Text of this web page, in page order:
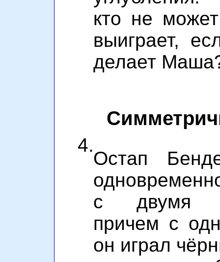
кто не
выиграет,
делает
4.
Остап
с двумя
причем с
он играл